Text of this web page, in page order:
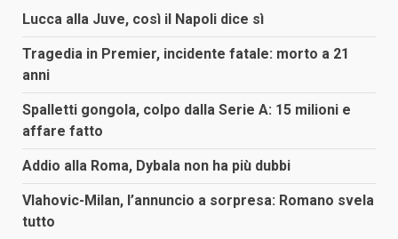
Lucca alla Juve, così il Napoli dice sì
Tragedia in Premier, incidente fatale: morto a 21
anni
Spalletti gongola, colpo dalla Serie A: 15 milioni e
affare fatto
Addio alla Roma, Dybala non ha più dubbi
Vlahovic-Milan, l’annuncio a sorpresa: Romano svela
tutto